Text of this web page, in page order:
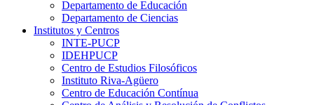
Departamento de Educación
Departamento de Ciencias
Institutos y Centros
INTE-PUCP
IDEHPUCP
Centro de Estudios Filosóficos
Instituto Riva-Agüero
Centro de Educación Contínua